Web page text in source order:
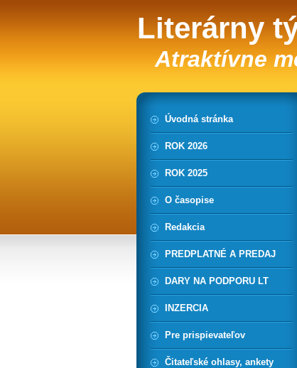
Literárny
Atraktívne
Úvodná stránka
ROK 2026
ROK 2025
O časopise
Redakcia
PREDPLATNÉ A PREDAJ
DARY NA PODPORU LT
INZERCIA
Pre prispievateľov
Čitateľské ohlasy, ankety